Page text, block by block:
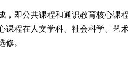
即公共课程和通识教育核心课
课程在人文学科、社会科学、艺
修。